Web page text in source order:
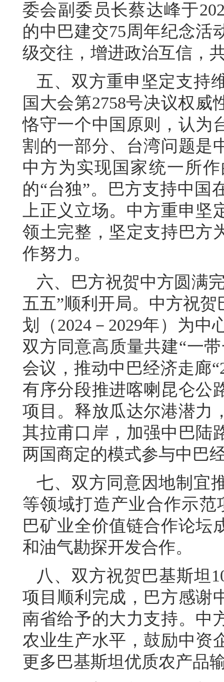
委会副委员长蔡达峰于
的中巴建交75周年纪念活
级交往，增进政治互信，
五、双方重申坚定支持
国大会第2758号决议权
恪守一个中国原则，认为
割的一部分、台湾问题是
中方为实现国家统一所
的“台独”。巴方支持中国
上正义立场。中方重申
领土完整，坚定支持巴方
作努力。
六、巴方祝贺中方圆满
五五”顺利开局。中方祝
划（2024－2029年）为
双方同意高质量共建“一
会议，推动中巴经济走廊
有序分段推进喀喇昆仑公
项目。释放瓜达尔港潜力
其拉甫口岸，加强中巴陆
两国商定的模式参与中巴
七、双方同意因地制宜
等领域打造产业合作示范
巴矿业全价值链合作论坛
和油气勘探开发合作。
八、双方祝贺巴基斯坦
项目顺利完成，巴方感谢
南省给予的大力支持。中
农业生产水平，鼓励中资
更多巴基斯坦优质农产品